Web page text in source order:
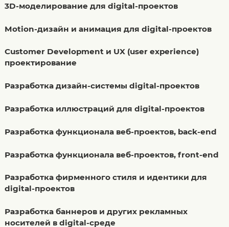
3D-моделирование для digital-проектов
Motion-дизайн и анимация для digital-проектов
Customer Development и UX (user experience)
проектирование
Разработка дизайн-системы digital-проектов
Разработка иллюстраций для digital-проектов
Разработка функционала веб-проектов, back-end
Разработка функционала веб-проектов, front-end
Разработка фирменного стиля и идентики для
digital-проектов
Разработка баннеров и других рекламных
носителей в digital-среде